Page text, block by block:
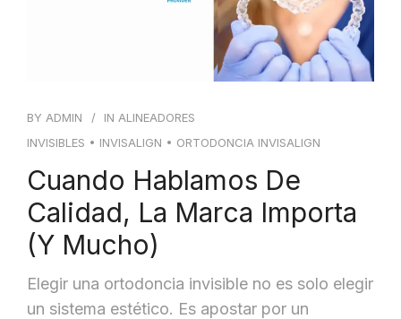
BY ADMIN IN ALINEADORES
INVISIBLES • INVISALIGN • ORTODONCIA INVISALIGN
Cuando Hablamos De
Calidad, La Marca Importa
(y Mucho)
Elegir una ortodoncia invisible no es solo elegir
un sistema estético. Es apostar por un